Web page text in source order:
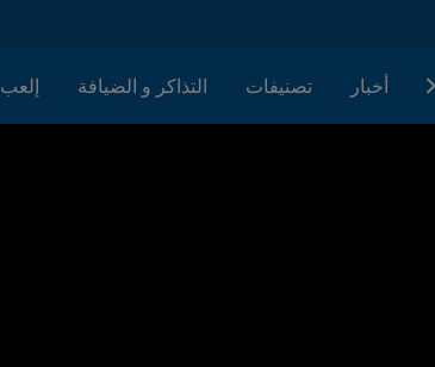
أخبار تصنيفات التذاكر و الضيافة إلعب